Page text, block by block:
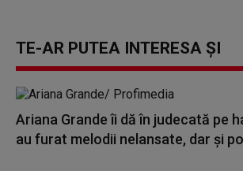
TE-AR PUTEA INTERESA ȘI
Ariana Grande îi dă în judecată pe
au furat melodii nelansate, dar și